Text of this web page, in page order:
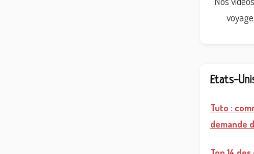
voyage
Etats-
Tuto :
demande